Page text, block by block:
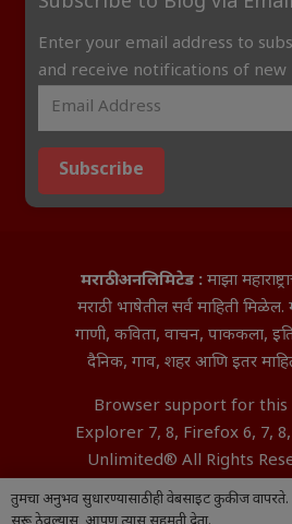
Enter your email address to
and receive notifications of new
Subscribe
मराठी अनलिमिटेड : माझा
मराठी भाषेतील सर्व माहिती
गाणी, कविता, वाचन, पाककला,
दैनिक, गाव, शहर आणि इतर
Browser support for
Explorer 7, 8, Firefox 6, 7,
Unlimited® All Rights
2026 Aditya
तुमचा अनुभव सुधारण्यासाठी ही वेबसाइट कुकीज